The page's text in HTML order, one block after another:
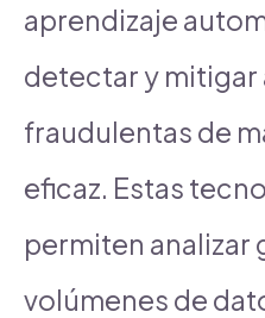
aprendizaje
detectar y
fraudulentas de
eficaz. Estas
permiten analizar
volúmenes de